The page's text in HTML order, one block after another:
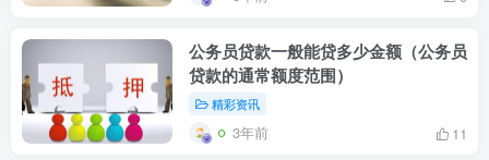
公务员贷款一般能贷多少金额（公务员
贷款的通常额度范围）
精彩资讯
3年前 11